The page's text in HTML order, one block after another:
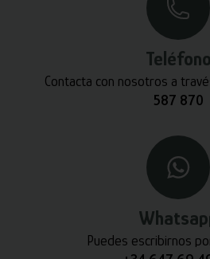
Teléfono
Contacta con nosotros a
587 870
Puedes escribirnos